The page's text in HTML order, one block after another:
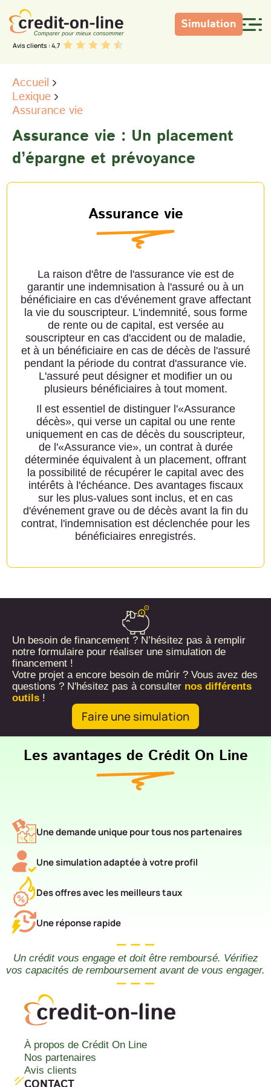
Avis clients : 4,7
Simulation
Accueil
Lexique
Assurance vie
Assurance vie : Un placement
d’épargne et prévoyance
Assurance vie
La raison d'être de l'assurance vie est de
garantir une indemnisation à l'assuré ou à un
bénéficiaire en cas d'événement grave affectant
la vie du souscripteur. L'indemnité, sous forme
de rente ou de capital, est versée au
souscripteur en cas d'accident ou de maladie,
et à un bénéficiaire en cas de décès de l'assuré
pendant la période du contrat d'assurance vie.
L'assuré peut désigner et modifier un ou
plusieurs bénéficiaires à tout moment.
Il est essentiel de distinguer l'«Assurance
décès», qui verse un capital ou une rente
uniquement en cas de décès du souscripteur,
de l'«Assurance vie», un contrat à durée
déterminée équivalent à un placement, offrant
la possibilité de récupérer le capital avec des
intérêts à l'échéance. Des avantages fiscaux
sur les plus-values sont inclus, et en cas
d'événement grave ou de décès avant la fin du
contrat, l'indemnisation est déclenchée pour les
bénéficiaires enregistrés.
Un besoin de financement ? N’hésitez pas à remplir
notre formulaire pour réaliser une simulation de
financement !
Votre projet a encore besoin de mûrir ? Vous avez des
questions ? N'hésitez pas à consulter nos différents
outils !
Faire une simulation
Les avantages de Crédit On Line
Une demande unique pour tous nos partenaires
Une simulation adaptée à votre profil
Des offres avec les meilleurs taux
Une réponse rapide
Un crédit vous engage et doit être remboursé. Vérifiez
vos capacités de remboursement avant de vous engager.
À propos de Crédit On Line
Nos partenaires
Avis clients